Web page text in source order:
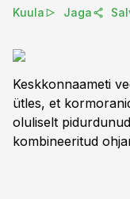
Kuula Jaga
Keskkonnaameti
ütles, et
oluliselt
kombineeritud